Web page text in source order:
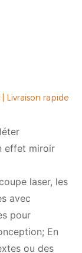
Livraison rapide
effet miroir
laser, les
avec
pour
En
ou des